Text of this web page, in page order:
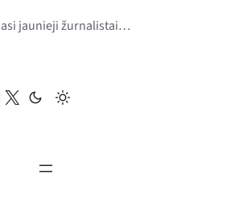
X
jaunieji žurnalistai…